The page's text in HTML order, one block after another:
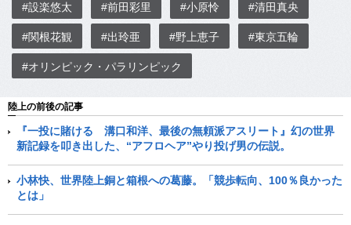
#設楽悠太 #前田彩里 #小原怜 #清田真央
#関根花観 #出玲亜 #野上恵子 #東京五輪
#オリンピック・パラリンピック
陸上の前後の記事
『一投に賭ける 溝口和洋、最後の無頼派アスリート』幻の世界
新記録を叩き出した、“アフロヘア”やり投げ男の伝説。
小林快、世界陸上銅と箱根への葛藤。「競歩転向、100％良かった
とは」